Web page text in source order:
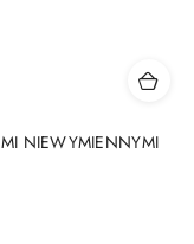
NIEWYMIENNYMI